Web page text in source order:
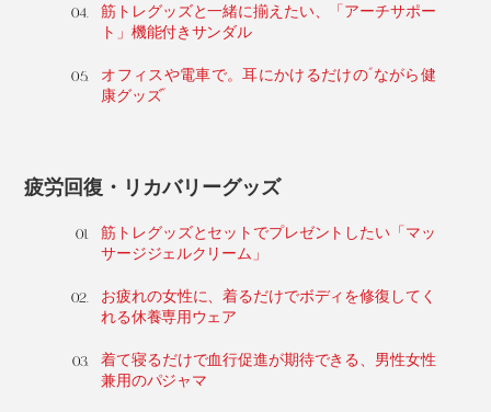
筋トレグッズと一緒に揃えたい、「アーチサポー
ト」機能付きサンダル
オフィスや電車で。耳にかけるだけの“ながら健
康グッズ”
疲労回復・リカバリーグッズ
筋トレグッズとセットでプレゼントしたい「マッ
サージジェルクリーム」
お疲れの女性に、着るだけでボディを修復してく
れる休養専用ウェア
着て寝るだけで血行促進が期待できる、男性女性
兼用のパジャマ